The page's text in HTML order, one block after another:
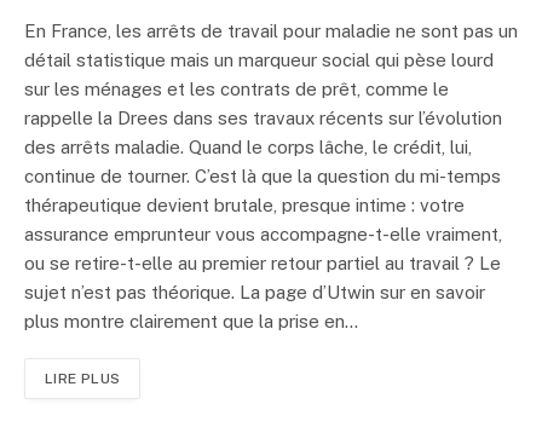
En France, les arrêts de travail pour maladie ne sont pas un
détail statistique mais un marqueur social qui pèse lourd
sur les ménages et les contrats de prêt, comme le
rappelle la Drees dans ses travaux récents sur l’évolution
des arrêts maladie. Quand le corps lâche, le crédit, lui,
continue de tourner. C’est là que la question du mi-temps
thérapeutique devient brutale, presque intime : votre
assurance emprunteur vous accompagne-t-elle vraiment,
ou se retire-t-elle au premier retour partiel au travail ? Le
sujet n’est pas théorique. La page d’Utwin sur en savoir
plus montre clairement que la prise en…
LIRE PLUS